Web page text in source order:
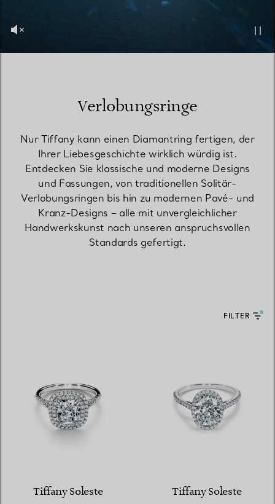
Verlobungsringe
Nur Tiffany kann einen Diamantring fertigen, der
Ihrer Liebesgeschichte wirklich würdig ist.
Entdecken Sie klassische und moderne Designs
und Fassungen, von traditionellen Solitär-
Verlobungsringen bis hin zu modernen Pavé- und
Kranz-Designs – alle mit unvergleichlicher
Handwerkskunst nach unseren anspruchsvollen
Standards gefertigt.
FILTER
Tiffany Soleste Tiffany Soleste